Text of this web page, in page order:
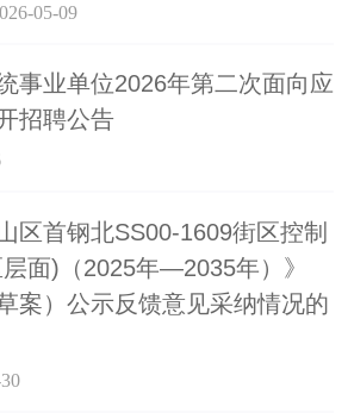
05-09
事业单位2026年第二次面向应
招聘公告
区首钢北SS00-1609街区控制
面)（2025年—2035年）》
案）公示反馈意见采纳情况的